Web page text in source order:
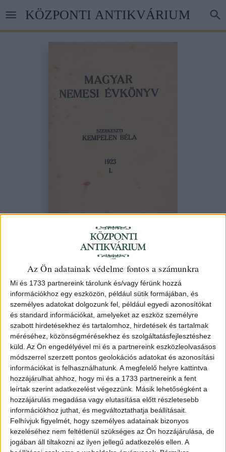
Az Ön adatainak védelme fontos a számunkra
Mi és 1733 partnereink tárolunk és/vagy férünk hozzá
információkhoz egy eszközön, például sütik formájában, és
személyes adatokat dolgozunk fel, például egyedi azonosítókat
és standard információkat, amelyeket az eszköz személyre
szabott hirdetésekhez és tartalomhoz, hirdetések és tartalmak
méréséhez, közönségmérésekhez és szolgáltatásfejlesztéshez
küld. Az Ön engedélyével mi és a partnereink eszközleolvasásos
módszerrel szerzett pontos geolokációs adatokat és azonosítási
információkat is felhasználhatunk. A megfelelő helyre kattintva
hozzájárulhat ahhoz, hogy mi és a 1733 partnereink a fent
leírtak szerint adatkezelést végezzünk. Másik lehetőségként a
hozzájárulás megadása vagy elutasítása előtt részletesebb
információkhoz juthat, és megváltoztathatja beállításait.
Felhívjuk figyelmét, hogy személyes adatainak bizonyos
kezeléséhez nem feltétlenül szükséges az Ön hozzájárulása, de
jogában áll tiltakozni az ilyen jellegű adatkezelés ellen. A
tartalomra
KÖZPONTI ANTIKVÁRIUM
Kempelen Béla
Magyar nemesi évkönyv. Szerkeszti ---.
I.
1923 Bp. (Steiner Zsigmond ny.)
156. árverés/ 64.
Kikiáltási ár: 10 000 Ft
Azonosító
101420
Original paper. Uncut.